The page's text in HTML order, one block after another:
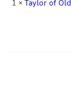
1 × Taylor of